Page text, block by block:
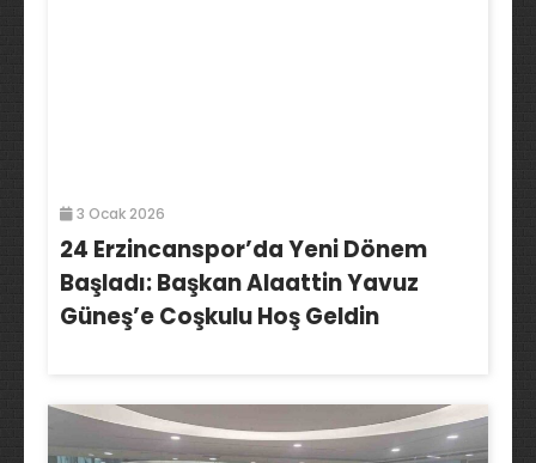
3 Ocak 2026
24 Erzincanspor’da Yeni Dönem
Başladı: Başkan Alaattin Yavuz
Güneş’e Coşkulu Hoş Geldin